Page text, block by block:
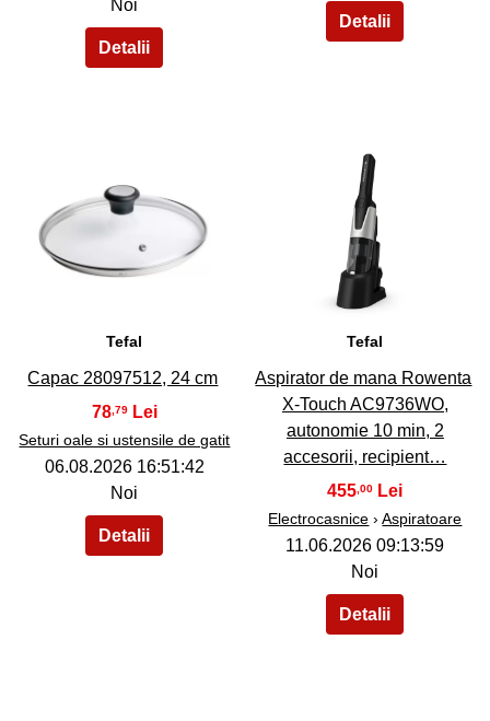
Noi
Tefal
Capac 28097512, 24 cm
78 ,79
Seturi oale si ustensile de gatit
06.08.2026 16:51:42
Noi
39
Tefal
Aspirator de mana Rowenta
X-Touch AC9736WO,
autonomie 10 min, 2
accesorii, recipient…
455 ,00
Electrocasnice ›Aspiratoare
11.06.2026 09:13:59
Noi